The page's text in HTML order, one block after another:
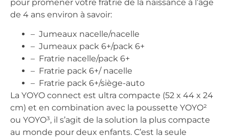
pour promener votre fratrie de la naissance à l’âge
de 4 ans environ à savoir:
– Jumeaux nacelle/nacelle
– Jumeaux pack 6+/pack 6+
– Fratrie nacelle/pack 6+
– Fratrie pack 6+/ nacelle
– Fratrie pack 6+/siège-auto
La YOYO connect est ultra compacte (52 x 44 x 24
cm) et en combination avec la poussette YOYO²
ou YOYO³, il s’agit de la solution la plus compacte
au monde pour deux enfants. C’est la seule